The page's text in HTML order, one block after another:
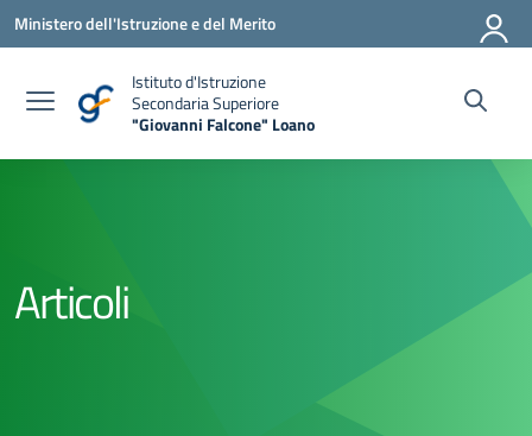
Vai ai contenuti
Vai al menu di navigazione
Vai al footer
Ministero dell'Istruzione e del Merito
Istituto d'Istruzione
Secondaria Superiore
"Giovanni Falcone" Loano
Articoli